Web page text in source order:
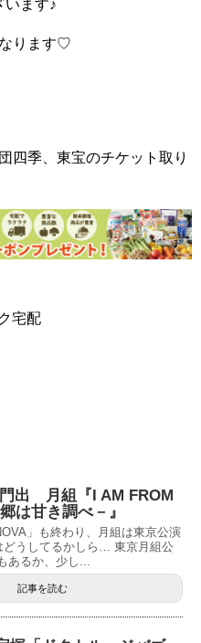
います♪
ります♡
四季、東宝のチケット取り
宅配
出 月組『I AM FROM
は甘き調べ－』
」も終わり、月組は東京公演
どうしてるかしら… 東京月組公
あるか、少し...
記事を読む